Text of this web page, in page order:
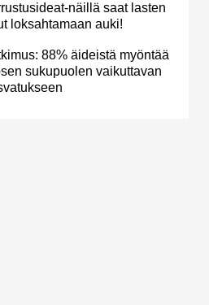
näillä saat lasten
loksahtamaan auki!
88% äideistä myöntää
sukupuolen vaikuttavan